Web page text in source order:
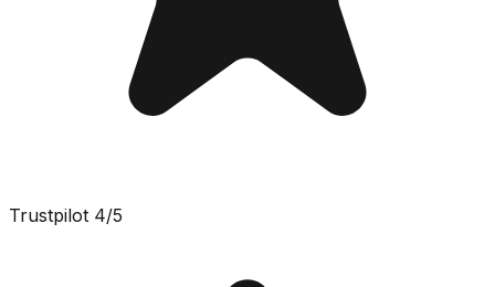
Trustpilot 4/5